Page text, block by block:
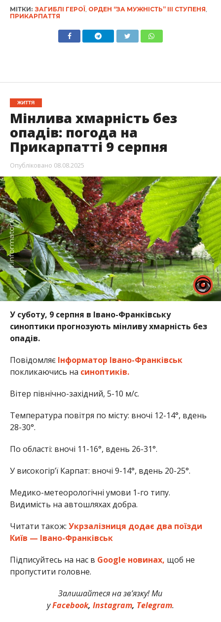
МІТКИ: ЗАГИБЛІ ГЕРОЇ ОРДЕН “ЗА МУЖНІСТЬ” ІІІ СТУПЕНЯ
ПРИКАРПАТТЯ
ЖИТТЯ
Мінлива хмарність без
опадів: погода на
Прикарпатті 9 серпня
Опубліковано 08.08.2025
У суботу, 9 серпня в Івано-Франківську
синоптики прогнозують мінливу хмарність без
опадів.
Повідомляє Інформатор Івано-Франківськ
покликаючись на синоптиків.
Вітер північно-західний, 5-10 м/с.
Температура повітря по місту: вночі 12-14°, вдень
28-30°.
По області: вночі 11-16°, вдень 26-31°.
У високогір’ї Карпат: вночі 9-14°, вдень 20-25°.
Медико-метеорологічні умови 1-го типу.
Видимість на автошляхах добра.
Читати також: Укрзалізниця додає два поїзди
Київ — Івано-Франківськ
Підписуйтесь на нас в Google новинах, щоб не
пропустити головне.
Залишайтеся на зв’язку! Ми
уFacebook, Instagram, Telegram.